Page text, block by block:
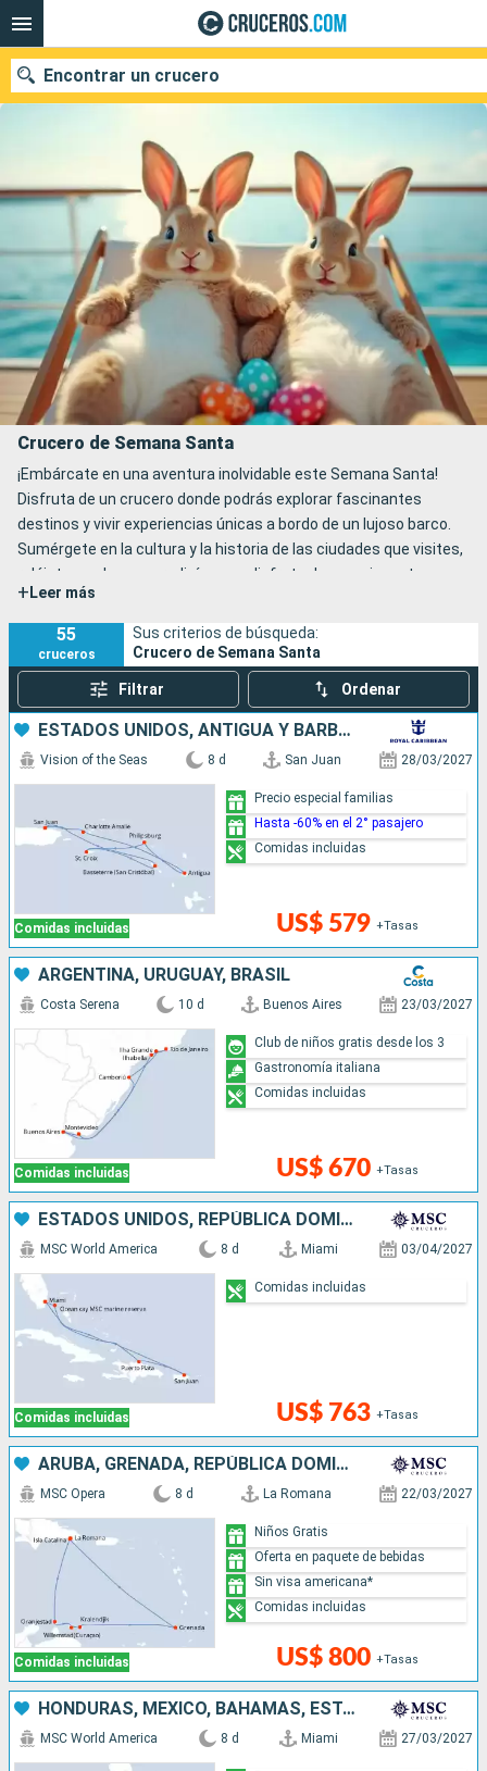
Encontrar un crucero
Nuestros destinos
Fecha de salida
Puertos Compañías
Buscar
Crucero de Semana Santa
¡Embárcate en una aventura inolvidable este Semana Santa!
Disfruta de un crucero donde podrás explorar fascinantes
destinos y vivir experiencias únicas a bordo de un lujoso barco.
Sumérgete en la cultura y la historia de las ciudades que visites,
relájate en playas paradisíacas o disfruta de emocionantes
actividades acuáticas. A bordo, te espera un sinfín de opciones
para tu entretenimiento: desde exquisitos buffets y
restaurantes a medida, hasta espectáculos, bares y discotecas
para bailar toda la noche.
No pierdas la oportunidad de vivir una Semana Santa diferente y
memorable. Reserva tu plaza ahora, ¡los cupos son limitados!
+ Leer más
55
cruceros
Sus criterios de búsqueda:
Crucero de Semana Santa
Filtrar Ordenar
ESTADOS UNIDOS, ANTIGUA Y BARBUDA, SAN MARTÍN, PUERTO RICO
Comidas incluidas
Vision of the Seas 8 d San Juan 28/03/2027
US$ 579 +Tasas
Precio especial familias
Hasta -60% en el 2° pasajero
Comidas incluidas
ARGENTINA, URUGUAY, BRASIL
Comidas incluidas
Costa Serena 10 d Buenos Aires 23/03/2027
US$ 670 +Tasas
Club de niños gratis desde los 3
Gastronomía italiana
Comidas incluidas
ESTADOS UNIDOS, REPÚBLICA DOMINICANA, PUERTO RICO, BAHAMAS
Comidas incluidas
MSC World America 8 d Miami 03/04/2027
US$ 763 +Tasas
Comidas incluidas
ARUBA, GRENADA, REPÚBLICA DOMINICANA
Comidas incluidas
MSC Opera 8 d La Romana 22/03/2027
US$ 800 +Tasas
Niños Gratis
Oferta en paquete de bebidas
Sin visa americana*
Comidas incluidas
HONDURAS, MÉXICO, BAHAMAS, ESTADOS UNIDOS
MSC World America 8 d Miami 27/03/2027